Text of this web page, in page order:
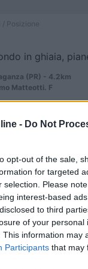
- Do Not
opt-out of the sale,
for targeted
selection. Please
interest-based
to third
of your personal
This information may
Participants that may
in ghiaia,
(PR) - 4.2km
Matteotti. F
il Centro Sportivo
(PR) - 5km
di Vittorio